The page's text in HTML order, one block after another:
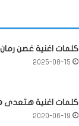
كلمات اغنية غصن رمان
2025-08-15
كلمات اغنية هتعدى
2020-06-19